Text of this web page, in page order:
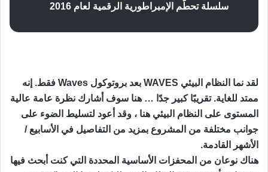
سلسلة تحطّم الإمبراطورية الرقمية لعام 2016
لقد نما النظام البيئي WAVES بعد بروتوكول Waves فقط. إنه
ممتد للغاية. تقريبًا كبير جدًا … هنا سوف أشارك نظرة عامة عالية
المستوى على النظام البيئي هنا ، وقد أعود لتسليط الضوء على
جوانب مختلفة من المشروع بمزيد من التفاصيل في الأسابيع /
الأشهر القادمة.
هناك نوعان من المحفزات الأساسية المحددة التي كنت أبحث فيها